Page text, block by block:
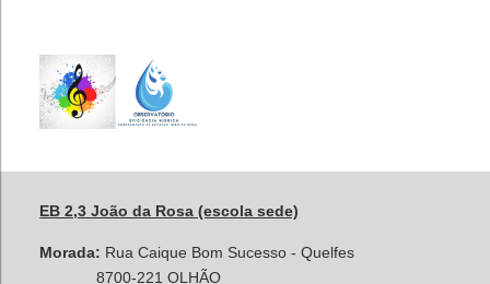
EB 2,3 João da Rosa (escola sede)
Morada: Rua Caique Bom Sucesso - Quelfes
8700-221 OLHÃO